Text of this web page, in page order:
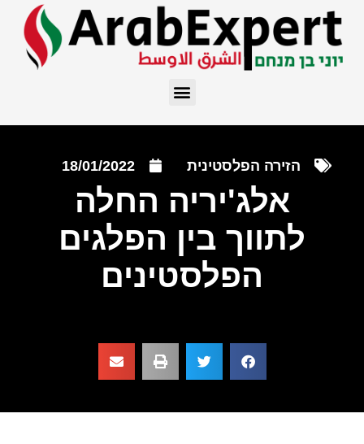
הזירה הפלסטינית 18/01/2022
אלג'יריה החלה
לתווך בין הפלגים
הפלסטינים